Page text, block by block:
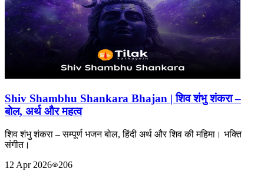
Shiv Shambhu Shankara Bhajan | शिव शंभु शंकरा –
बोल, अर्थ और महत्व
शिव शंभु शंकरा – सम्पूर्ण भजन बोल, हिंदी अर्थ और शिव की महिमा। भक्ति
संगीत।
12 Apr 2026
206